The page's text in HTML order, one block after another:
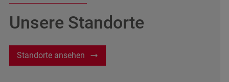
Unsere Standorte
Standorte ansehen